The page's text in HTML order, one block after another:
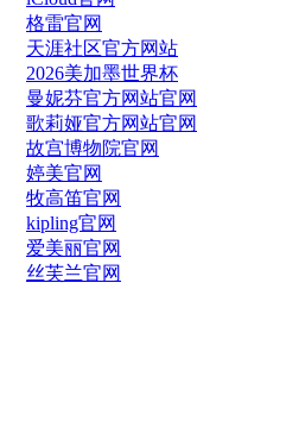
格雷官网
天涯社区官方网站
2026美加墨世界杯
曼妮芬官方网站官网
歌莉娅官方网站官网
故宫博物院官网
婷美官网
牧高笛官网
kipling官网
爱美丽官网
丝芙兰官网